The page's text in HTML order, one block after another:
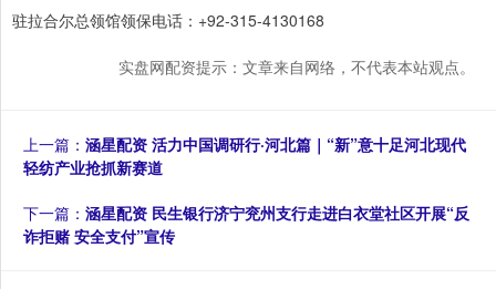
驻拉合尔总领馆领保电话：+92-315-4130168
实盘网配资提示：文章来自网络，不代表本站观点。
上一篇： 涵星配资 活力中国调研行·河北篇｜“新”意十足河北现代
轻纺产业抢抓新赛道
下一篇： 涵星配资 民生银行济宁兖州支行走进白衣堂社区开展“反
诈拒赌 安全支付”宣传